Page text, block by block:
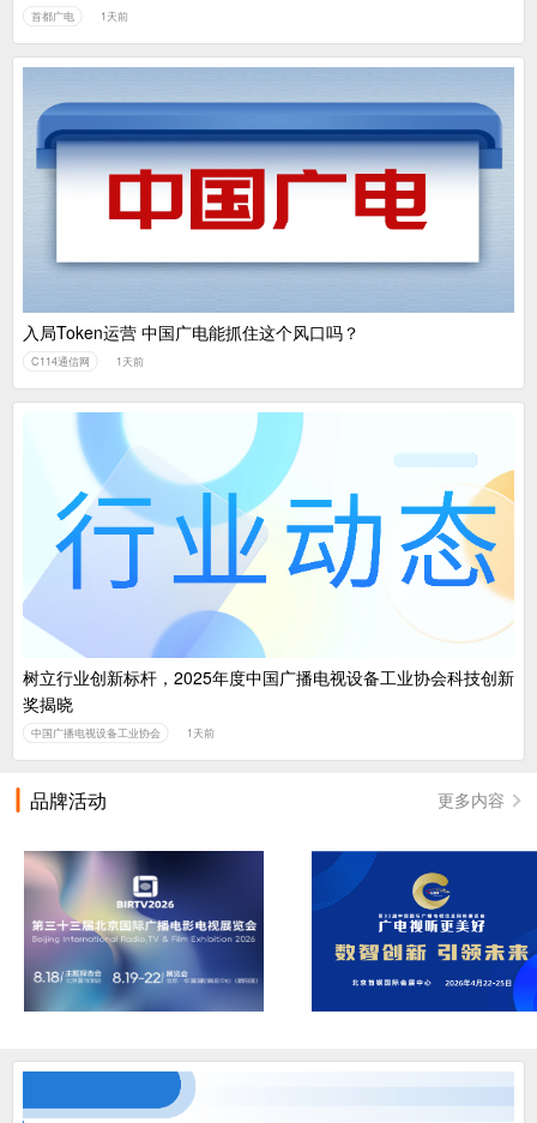
首都广电 1天前
入局Token运营 中国广电能抓住这个风口吗？
C114通信网 1天前
树立行业创新标杆，2025年度中国广播电视设备工业协会科技创新
奖揭晓
中国广播电视设备工业协会 1天前
品牌活动 更多内容